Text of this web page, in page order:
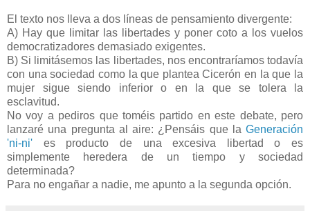
El texto nos lleva a dos líneas de pensamiento divergente:
A) Hay que limitar las libertades y poner coto a los vuelos
democratizadores demasiado exigentes.
B) Si limitásemos las libertades, nos encontraríamos todavía
con una sociedad como la que plantea Cicerón en la que la
mujer sigue siendo inferior o en la que se tolera la
esclavitud.
No voy a pediros que toméis partido en este debate, pero
lanzaré una pregunta al aire: ¿Pensáis que la Generación
'ni-ni' es producto de una excesiva libertad o es
simplemente heredera de un tiempo y sociedad
determinada?
Para no engañar a nadie, me apunto a la segunda opción.